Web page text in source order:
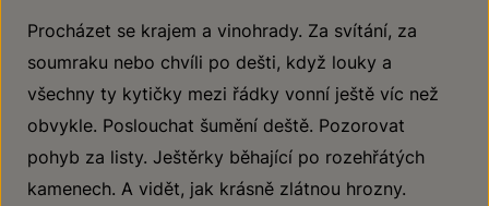
Procházet se krajem a vinohrady. Za svítání, za
soumraku nebo chvíli po dešti, když louky a
všechny ty kytičky mezi řádky vonní ještě víc než
obvykle. Poslouchat šumění deště. Pozorovat
pohyb za listy. Ještěrky běhající po rozehřátých
kamenech. A vidět, jak krásně zlátnou hrozny.